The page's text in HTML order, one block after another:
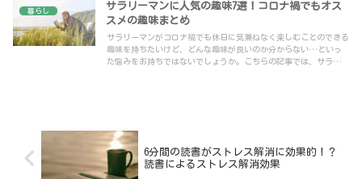
暮らし
サラリーマンに人気の趣味7選！コロナ禍でもオス
スメの趣味まとめ
サラリーマンがコロナ禍でも休日に気兼ねなく楽しむことのできる
趣味を持ちたいけど、どんな趣味が良いのか分からない…といっ
た悩みをお持ちではないでしょうか。こちらの記事では、サラリー
6分間の読書がストレス解消に効果的！？
読書によるストレス解消効果